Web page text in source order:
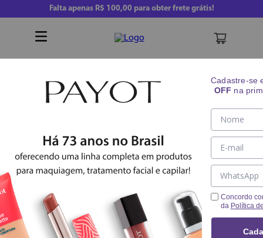
Falta apenas R$ 100,00para obter frete grátis!
Cuidado Corporal
RELEVÂNCIA FILTRAR
Cadastre-se
OFF na
Concordo
da Política